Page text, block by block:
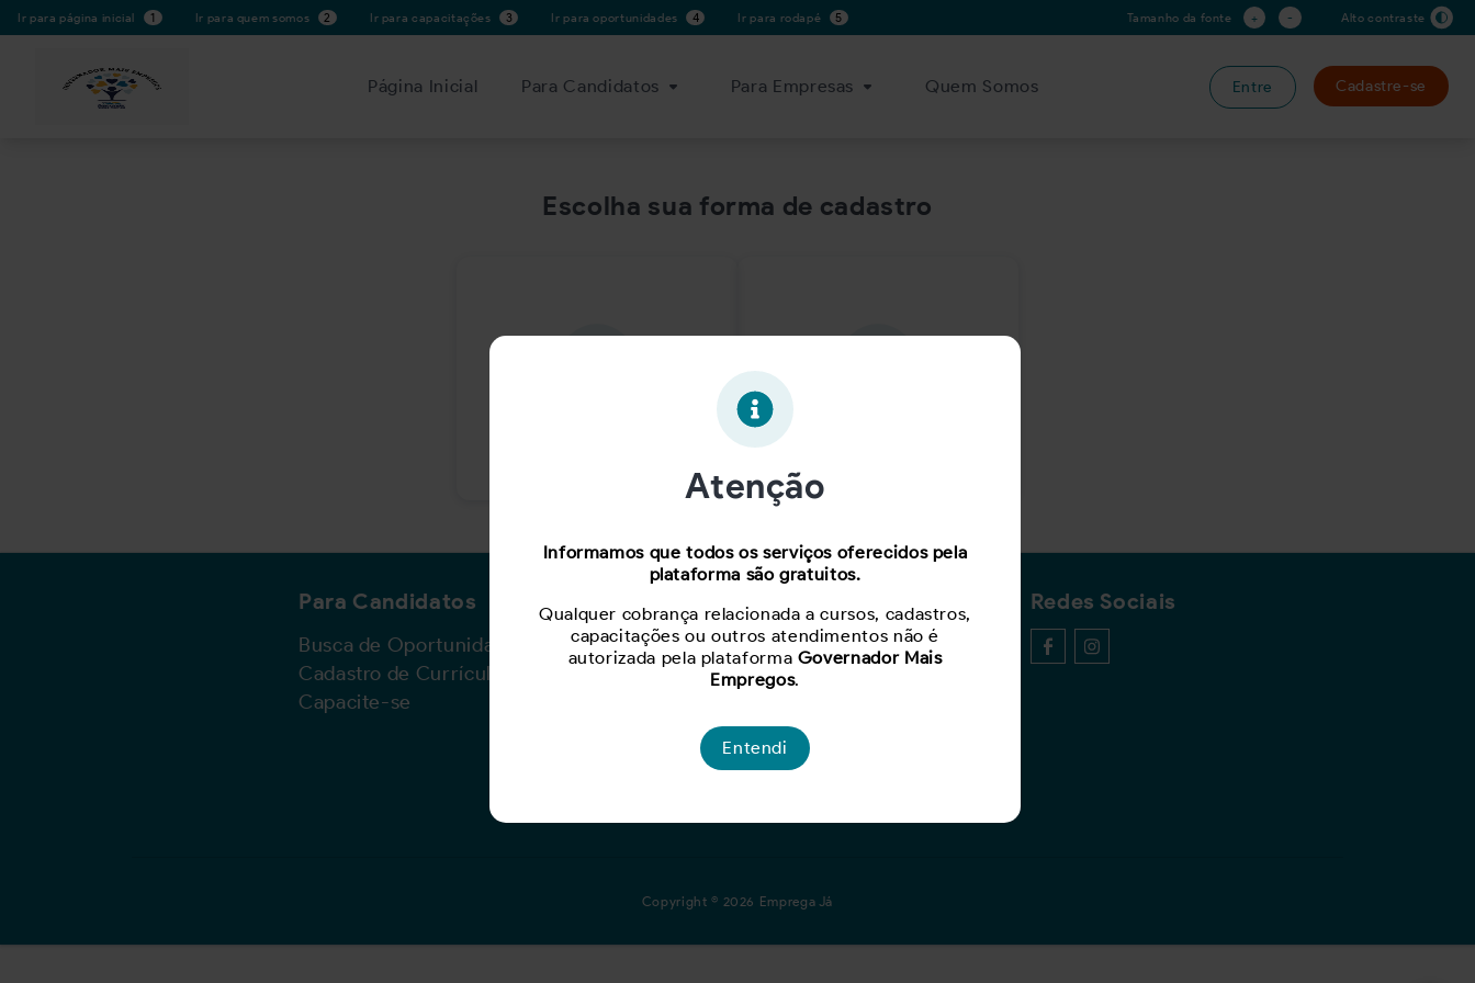
Ir para página inicial 1 Ir para quem somos 2 Ir para capacitações 3 Ir para oportunidades 4 Ir para rodapé 5 Tamanho da fonte + - Alto contraste
Página Inicial Para Candidatos Para Empresas Quem Somos Entre Cadastre-se
Escolha sua forma de cadastro
Para Candidatos
Busca de Oportunidades
Cadastro de Currículo
Capacite-se
Para Empresas
Criar Oportunidade
Busca de Currículos
Redes Sociais
Copyright © 2026 Emprega Já
Atenção
Informamos que todos os serviços oferecidos pela
plataforma são gratuitos.
Qualquer cobrança relacionada a cursos, cadastros,
capacitações ou outros atendimentos não é
autorizada pela plataforma Governador Mais
Empregos.
Entendi